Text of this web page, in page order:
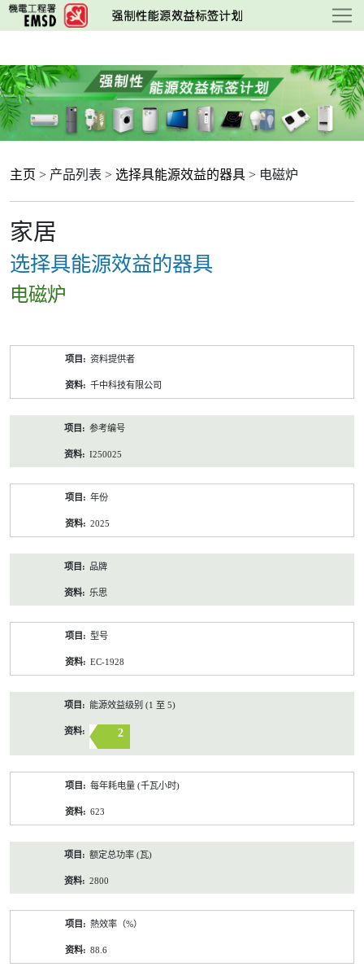
跳
至
要
内
容
主页 > 产品列表 > 选择具能源效益的器具 > 电磁炉
家居
选择具能源效益的器具
电磁炉
资料提供者
千中科技有限公司
参考编号
I250025
年份
2025
品牌
乐思
型号
EC-1928
能源效益级别 (1 至 5)
2
每年耗电量 (千瓦小时)
623
额定总功率 (瓦)
2800
熱效率（%）
88.6